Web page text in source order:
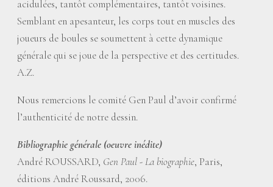
acidulées, tantôt complémentaires, tantôt voisines.
Semblant en apesanteur, les corps tout en muscles des
joueurs de boules se soumettent à cette dynamique
générale qui se joue de la perspective et des certitudes.
A.Z.
Nous remercions le comité Gen Paul d’avoir confirmé
l’authenticité de notre dessin.
Bibliographie générale (oeuvre inédite)
André ROUSSARD, Gen Paul - La biographie, Paris,
éditions André Roussard, 2006.